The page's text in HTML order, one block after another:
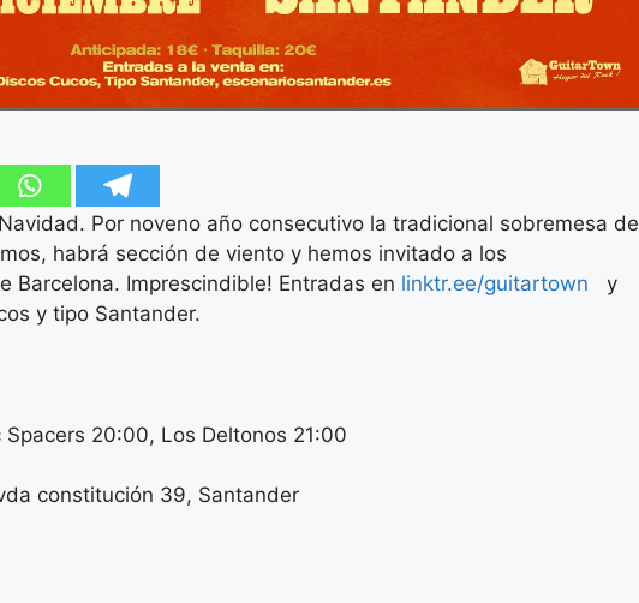
Por noveno año consecutivo la tradicional sobremesa de
habrá sección de viento y hemos invitado a los
Barcelona. Imprescindible! Entradas en linktr.ee/guitartown
y
y tipo Santander.
20:00, Los Deltonos 21:00
constitución 39, Santander